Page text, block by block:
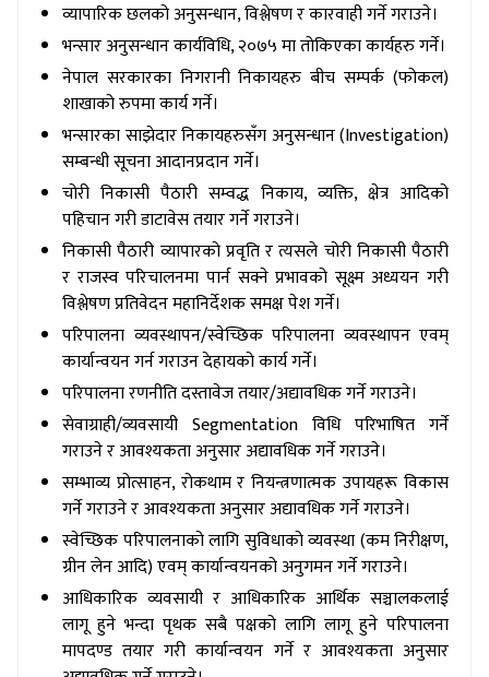
व्यापारिक छलको अनुसन्धान, विश्लेषण र कारवाही गर्ने गराउने।
भन्सार अनुसन्धान कार्यविधि, २०७५ मा तोकिएका कार्यहरु गर्ने।
नेपाल सरकारका निगरानी निकायहरु बीच सम्पर्क (फोकल)
शाखाको रुपमा कार्य गर्ने।
भन्सारका साझेदार निकायहरुसँग अनुसन्धान (Investigation)
सम्बन्धी सूचना आदानप्रदान गर्ने।
चोरी निकासी पैठारी सम्वद्ध निकाय, व्यक्ति, क्षेत्र आदिको
पहिचान गरी डाटावेस तयार गर्ने गराउने।
निकासी पैठारी व्यापारको प्रवृति र त्यसले चोरी निकासी पैठारी
र राजस्व परिचालनमा पार्न सक्ने प्रभावको सूक्ष्म अध्ययन गरी
विश्लेषण प्रतिवेदन महानिर्देशक समक्ष पेश गर्ने।
परिपालना व्यवस्थापन/स्वेच्छिक परिपालना व्यवस्थापन एवम्
कार्यान्वयन गर्न गराउन देहायको कार्य गर्ने।
परिपालना रणनीति दस्तावेज तयार/अद्यावधिक गर्ने गराउने।
सेवाग्राही/व्यवसायी Segmentation विधि परिभाषित गर्ने
गराउने र आवश्यकता अनुसार अद्यावधिक गर्ने गराउने।
सम्भाव्य प्रोत्साहन, रोकथाम र नियन्त्रणात्मक उपायहरू विकास
गर्ने गराउने र आवश्यकता अनुसार अद्यावधिक गर्ने गराउने।
स्वेच्छिक परिपालनाको लागि सुविधाको व्यवस्था (कम निरीक्षण,
ग्रीन लेन आदि) एवम् कार्यान्वयनको अनुगमन गर्ने गराउने।
आधिकारिक व्यवसायी र आधिकारिक आर्थिक सञ्चालकलाई
लागू हुने भन्दा पृथक सबै पक्षको लागि लागू हुने परिपालना
मापदण्ड तयार गरी कार्यान्वयन गर्ने र आवश्यकता अनुसार